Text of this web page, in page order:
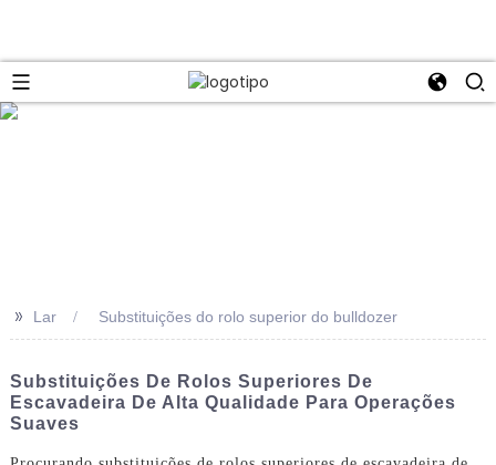
>> Lar Substituições do rolo superior do bulldozer
Substituições De Rolos Superiores De
Escavadeira De Alta Qualidade Para Operações
Suaves